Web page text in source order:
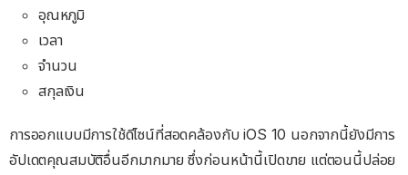
อุณหภูมิ
เวลา
จำนวน
สกุลเงิน
การออกแบบมีการใช้ดีไซน์ที่สอดคล้องกับ iOS 10 นอกจากนี้ยังมีการ
อัปเดตคุณสมบัติอื่นอีกมากมาย ซึ่งก่อนหน้านี้เปิดขาย แต่ตอนนี้ปล่อย